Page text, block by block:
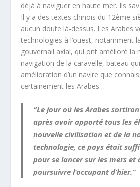
déjà à naviguer en haute mer. Ils
Il y a des textes chinois du 12ème
aucun doute là-dessus. Les Arabes
technologies à l’ouest, notamment
gouvernail axial, qui ont amélioré la
navigation de la caravelle, bateau
amélioration d’un navire que
certainement les Arabes…
“Le jour où les Arabes
après avoir apporté tous les
nouvelle civilisation et de la
technologie, ce pays était
pour se lancer sur les mers et
poursuivre l’occupant d’hier.”